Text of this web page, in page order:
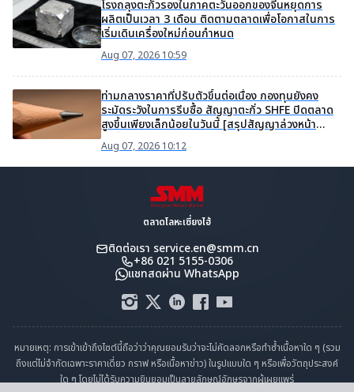
โรงถลุงตะกั่วรองในภาคตะวันออกของจีนหยุดการ
ผลิตเป็นเวลา 3 เดือน ติดตามตลาดเพื่อโอกาสในการ
เริ่มเดินเครื่องใหม่ก่อนกำหนด
Aug 07, 2026 10:59
ท่ามกลางราคาที่ปรับตัวขึ้นต่อเนื่อง กองทุนยังคง
ระมัดระวังในการรีบซื้อ สัญญาตะกั่ว SHFE ปิดตลาด
สูงขึ้นเพียงเล็กน้อยในวันนี้ [สรุปสัญญาล่วงหน้า
ตะกั่ว]
Aug 07, 2026 10:12
ตลาดโลหะเซี่ยงไฮ้
ติดต่อเรา service.en@smm.cn
+86 021 5155-0306
แชทสดผ่าน WhatsApp
หมายเหตุ: การเข้าเข้าถึงไซต์นี้ถือว่าว่าคุณยอมรับว่าจะไม่คัดลอกหรือทำซ้ำเนื้อหาใด ๆ (รวม
ถึงแต่ไม่จำกัดเฉพาะราคาเดี่ยว กราฟ หรือเนื้อหาข่าว) ในรูปแบบใด ๆ หรือเพื่อวัตถุประสงค์
ใด ๆ โดยไม่ได้รับความยินยอมเป็นลายลักษณ์อักษรจากผู้เผยแพร่